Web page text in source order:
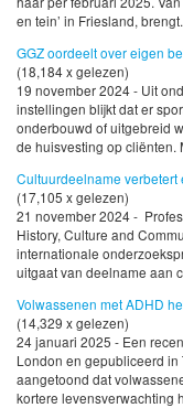
en tein’ in Friesland,
GGZ oordeelt over eigen
(18,184 x gelezen)
19 november 2024 - Uit
instellingen blijkt dat er
onderbouwd of uitgebreid
de huisvesting op cliënten.
Cultuurdeelname
(17,105 x gelezen)
21 november 2024 -
History, Culture and
internationale
uitgaat van deelname aan
Volwassenen met ADHD
(14,329 x gelezen)
24 januari 2025 - Een
London en gepubliceerd in
aangetoond dat
kortere levensverwachting